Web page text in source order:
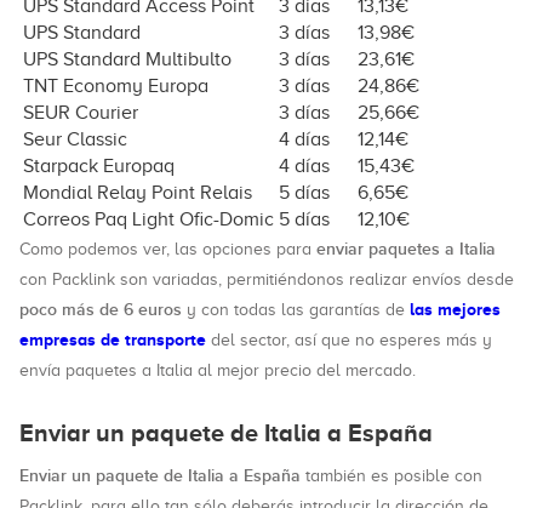
UPS Standard Access Point 3 días
13,13€
UPS Standard
3 días
13,98€
UPS Standard Multibulto
3 días
23,61€
TNT Economy Europa
3 días
24,86€
SEUR Courier
3 días
25,66€
Seur Classic
4 días
12,14€
Starpack Europaq
4 días
15,43€
Mondial Relay Point Relais
5 días
6,65€
Correos Paq Light Ofic-Domic 5 días 12,10€
Como podemos ver, las opciones para enviar paquetes a Italia
con Packlink son variadas, permitiéndonos realizar envíos desde
poco más de 6 euros y con todas las garantías de las mejores
empresas de transporte del sector, así que no esperes más y
envía paquetes a Italia al mejor precio del mercado.
Enviar un paquete de Italia a España
Enviar un paquete de Italia a España también es posible con